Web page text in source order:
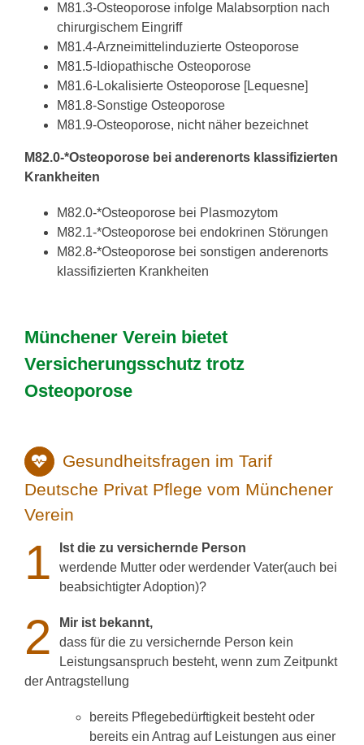
M81.3-Osteoporoseinfolge Malabsorption nach
chirurgischem Eingriff
M81.4-Arzneimittelinduzierte Osteoporose
M81.5-Idiopathische Osteoporose
M81.6-Lokalisierte Osteoporose[Lequesne]
M81.8-Sonstige Osteoporose
M81.9-Osteoporose, nicht näher bezeichnet
M82.0-*Osteoporosebei anderenorts klassifizierten
Krankheiten
M82.0-*Osteoporosebei Plasmozytom
M82.1-*Osteoporosebei endokrinen Störungen
M82.8-*Osteoporosebei sonstigen anderenorts
klassifizierten Krankheiten
Münchener Verein bietet
Versicherungsschutz trotz
Osteoporose
Gesundheitsfragen im Tarif
Deutsche Privat Pflege vom Münchener
Verein
1
Ist die zu versichernde Person
werdende Mutter oder werdender Vater(auch bei
beabsichtigter Adoption)?
2
Mir ist bekannt,
dass für die zu versichernde Person kein
Leistungsanspruch besteht, wenn zum Zeitpunkt
der Antragstellung
bereits Pflegebedürftigkeit besteht oder
bereits ein Antrag auf Leistungen aus einer